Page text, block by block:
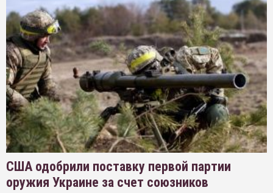
США одобрили поставку первой партии
оружия Украине за счет союзников